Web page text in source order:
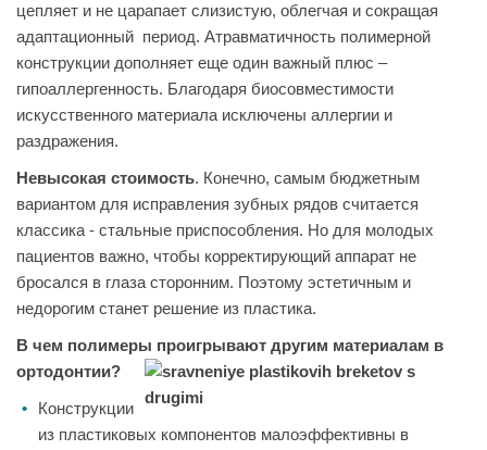
цепляет и не царапает слизистую, облегчая и сокращая
адаптационный период. Атравматичность полимерной
конструкции дополняет еще один важный плюс –
гипоаллергенность. Благодаря биосовместимости
искусственного материала исключены аллергии и
раздражения.
Невысокая стоимость. Конечно, самым бюджетным
вариантом для исправления зубных рядов считается
классика - стальные приспособления. Но для молодых
пациентов важно, чтобы корректирующий аппарат не
бросался в глаза сторонним. Поэтому эстетичным и
недорогим станет решение из пластика.
В чем полимеры проигрывают другим материалам в
ортодонтии?
Конструкции
из пластиковых компонентов малоэффективны в